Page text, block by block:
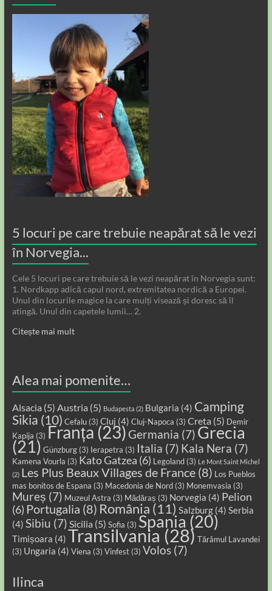
5 locuri pe care trebuie neapărat să le vezi
în Norvegia...
Cele 5 locuri pe care trebuie să le vezi neapărat în Norvegia sunt:
1. Nordkapp adică capul nord, extremitatea nordică a Europei.
Unul din locurile magice la care mulți visează și doresc să îl
atingă. Unul din capetele lumii… 2.
Citește mai mult
Alea mai pomenite…
Alsacia (5) Austria (5) Budapesta (2) Bulgaria (4) Camping
Sikia (10) Cefalu(3) Cluj (4) Cluj-Napoca (3) Creta (5) Demir
Kapija (3) Franța(23) Germania (7) Grecia
(21) Günzburg(3) Ierapetra (3) Italia (7) Kala Nera (7)
Kamena Vourla (3) Kato Gatzea (6) Legoland(3) Le Mont Saint Michel
(2) Les Plus Beaux Villages de France(8) Los Pueblos
mas bonitos de Espana (3) Macedonia de Nord(3) Monemvasia (3)
Mureș (7) Muzeul Astra (3) Mădăraș (3) Norvegia (4) Pelion
(6) Portugalia (8) România (11) Salzburg(4) Serbia
(4) Sibiu (7) Sicilia (5) Sofia (3) Spania (20)
Timișoara (4) Transilvania (28) Tărâmul Lavandei
(3) Ungaria (4) Viena (3) Vinfest(3) Volos(7)
Ilinca